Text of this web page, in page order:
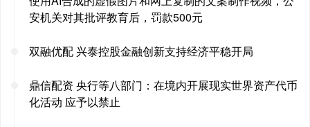
安机关对其批评教育后，罚款500元
双融优配 兴泰控股金融创新支持经济平稳开局
鼎信配资 央行等八部门：在境内开展现实世界资产代币
化活动 应予以禁止